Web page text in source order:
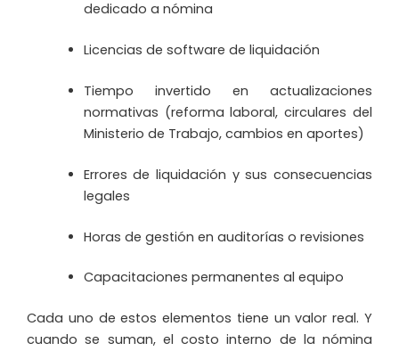
dedicado a nómina
Licencias de software de liquidación
Tiempo invertido en actualizaciones
normativas (reforma laboral, circulares del
Ministerio de Trabajo, cambios en aportes)
Errores de liquidación y sus consecuencias
legales
Horas de gestión en auditorías o revisiones
Capacitaciones permanentes al equipo
Cada uno de estos elementos tiene un valor real. Y
cuando se suman, el costo interno de la nómina